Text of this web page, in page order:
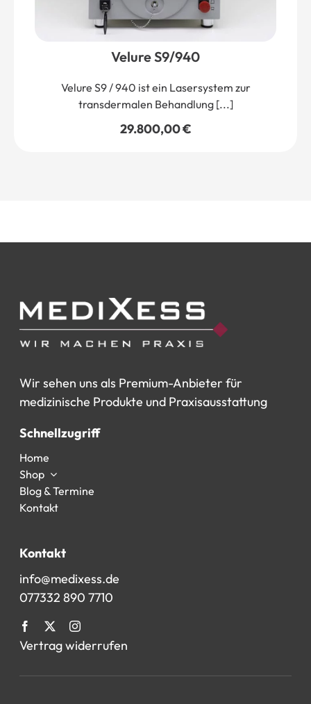
Velure S9/940
Velure S9 / 940 ist ein Lasersystem zur
transdermalen Behandlung [...]
29.800,00€
Wir sehen uns als Premium-Anbieter für
medizinische Produkte und Praxisausstattung
Schnellzugriff
Home
Shop
Blog & Termine
Kontakt
Kontakt
info@medixess.de
077332 890 7710
Vertrag widerrufen